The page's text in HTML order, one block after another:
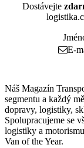
Dostávejte
E-
Náš Magazín
segmentu a každý
dopravy, logistiky,
Spolupracujeme se
logistiky a
Van of the Year.